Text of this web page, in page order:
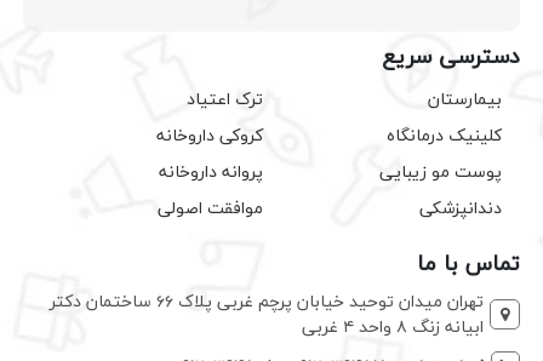
دسترسی سریع
بیمارستان
کلینیک درمانگاه
پوست مو زیبایی
دندانپزشکی
ترک اعتیاد
کروکی داروخانه
پروانه داروخانه
موافقت اصولی
تماس با ما
تهران میدان توحید خیابان پرچم غربی پلاک ۶۶ ساختمان دکتر
ابیانه زنگ ۸ واحد ۴ غربی